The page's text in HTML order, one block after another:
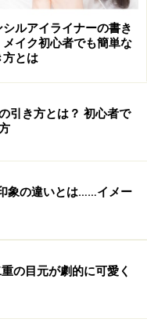
シルアイライナーの書き
メイク初心者でも簡単な
方とは
引き方とは？ 初心者で
象の違いとは……イメー
の目元が劇的に可愛く